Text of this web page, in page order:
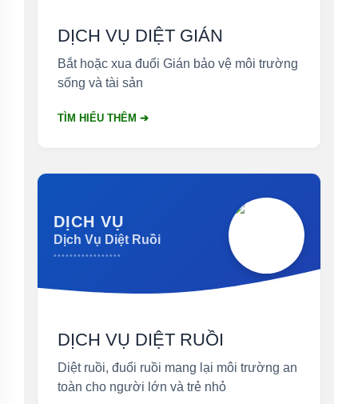
DỊCH VỤ DIỆT GIÁN
Bắt hoặc xua đuổi Gián bảo vệ môi trường
sống và tài sản
TÌM HIỂU THÊM ➔
DỊCH VỤ
Dịch Vụ Diệt Ruồi
•••••••••••••••••
DỊCH VỤ DIỆT RUỒI
Diệt ruồi, đuổi ruồi mang lại môi trường an
toàn cho người lớn và trẻ nhỏ